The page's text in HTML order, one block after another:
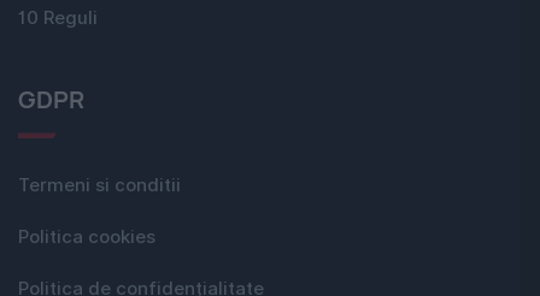
10 Reguli
GDPR
Termeni si conditii
Politica cookies
Politica de confidențialitate